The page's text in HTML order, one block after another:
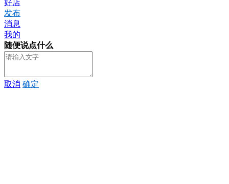
好店
发布
消息
我的
随便说点什么
取消 确定